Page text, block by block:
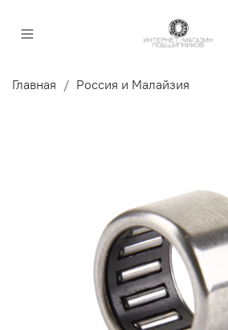
Главная Россия и Малайзия